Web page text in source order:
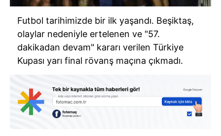
Futbol tarihimizde bir ilk yaşandı. Beşiktaş,
olaylar nedeniyle ertelenen ve "57.
dakikadan devam" kararı verilen Türkiye
Kupası yarı final rövanş maçına çıkmadı.